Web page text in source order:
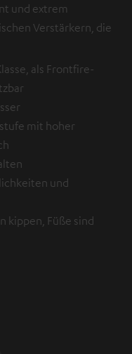
und extrem
Verstärkern, die
als Frontfire-
mit hoher
und
kippen, Füße sind